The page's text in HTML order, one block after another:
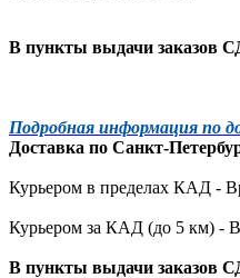
В пункты выдачи заказов
Подробная информация по
Доставка по Санкт-
Курьером в пределах КАД -
Курьером за КАД (до 5 км) -
В пункты выдачи заказов